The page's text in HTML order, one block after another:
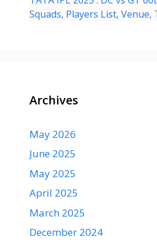
Squads, Players List, Venue,
Archives
May 2026
June 2025
May 2025
April 2025
March 2025
December 2024